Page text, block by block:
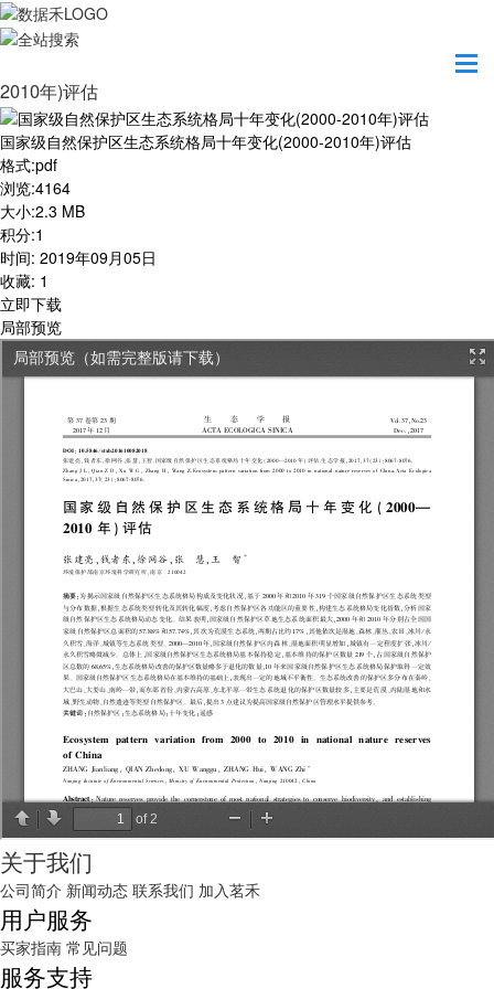
国家级自然保护区生态系统格局十年变化(2000-
2010年)评估
国家级自然保护区生态系统格局十年变化(2000-2010年)评估
格式:pdf
浏览:4164
大小:2.3 MB
积分:1
时间: 2019年09月05日
收藏: 1
立即下载
局部预览
关于我们
公司简介 新闻动态 联系我们 加入茗禾
用户服务
买家指南 常见问题
服务支持